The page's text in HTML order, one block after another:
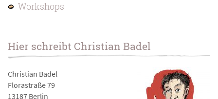
Workshops
Hier schreibt Christian Badel
Christian Badel
Florastraße 79
13187 Berlin